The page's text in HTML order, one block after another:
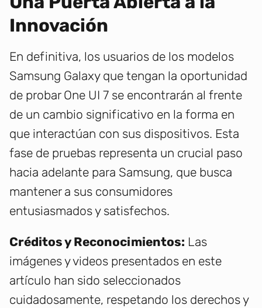
Innovación
En definitiva, los usuarios de los modelos
Samsung Galaxy que tengan la oportunidad
de probar One UI 7 se encontrarán al frente
de un cambio significativo en la forma en
que interactúan con sus dispositivos. Esta
fase de pruebas representa un crucial paso
hacia adelante para Samsung, que busca
mantener a sus consumidores
entusiasmados y satisfechos.
Créditos y Reconocimientos: Las
imágenes y videos presentados en este
artículo han sido seleccionados
cuidadosamente, respetando los derechos y